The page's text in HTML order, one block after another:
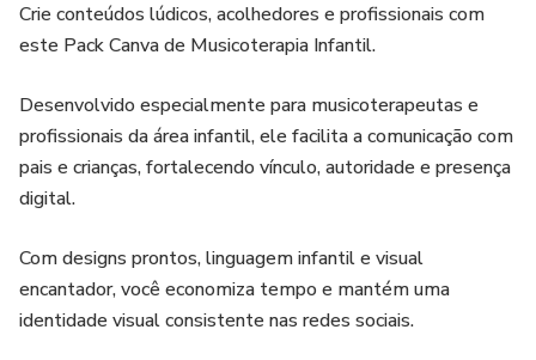
Crie conteúdos lúdicos, acolhedores e profissionais com
este Pack Canva de Musicoterapia Infantil.
Desenvolvido especialmente para musicoterapeutas e
profissionais da área infantil, ele facilita a comunicação com
pais e crianças, fortalecendo vínculo, autoridade e presença
digital.
Com designs prontos, linguagem infantil e visual
encantador, você economiza tempo e mantém uma
identidade visual consistente nas redes sociais.